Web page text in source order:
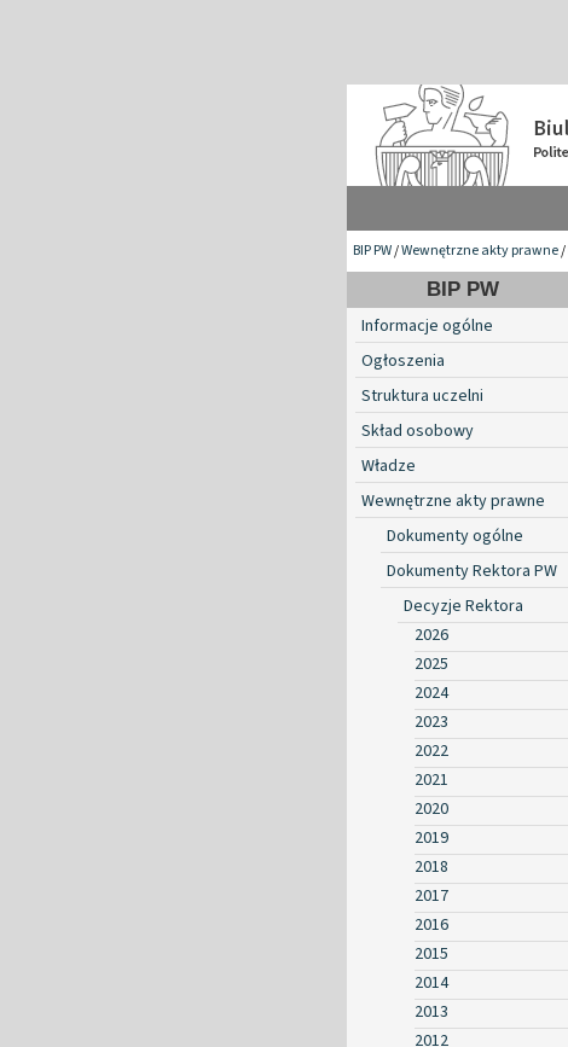
BIP PW/Wewnętrzne akty prawne/
BIP PW
Informacje ogólne
Ogłoszenia
Struktura uczelni
Skład osobowy
Władze
Wewnętrzne akty prawne
Dokumenty ogólne
Dokumenty Rektora PW
Decyzje Rektora
2026
2025
2024
2023
2022
2021
2020
2019
2018
2017
2016
2015
2014
2013
2012